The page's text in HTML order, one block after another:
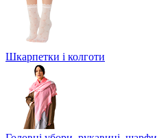
Шкарпетки і колготи